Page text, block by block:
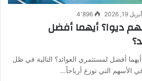
أبريل 19, 2026 4٬896
ديوا؟ أيهما أفضل
أفضل لمستثمري العوائد؟ التالية في ظل
في الأسهم التي توزع أرباحاً…